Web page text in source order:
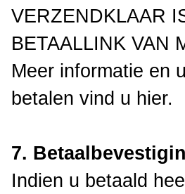
VERZENDKLAAR
BETAALLINK VAN
Meer informatie en
betalen vind u hier.
7.
Indien u betaald